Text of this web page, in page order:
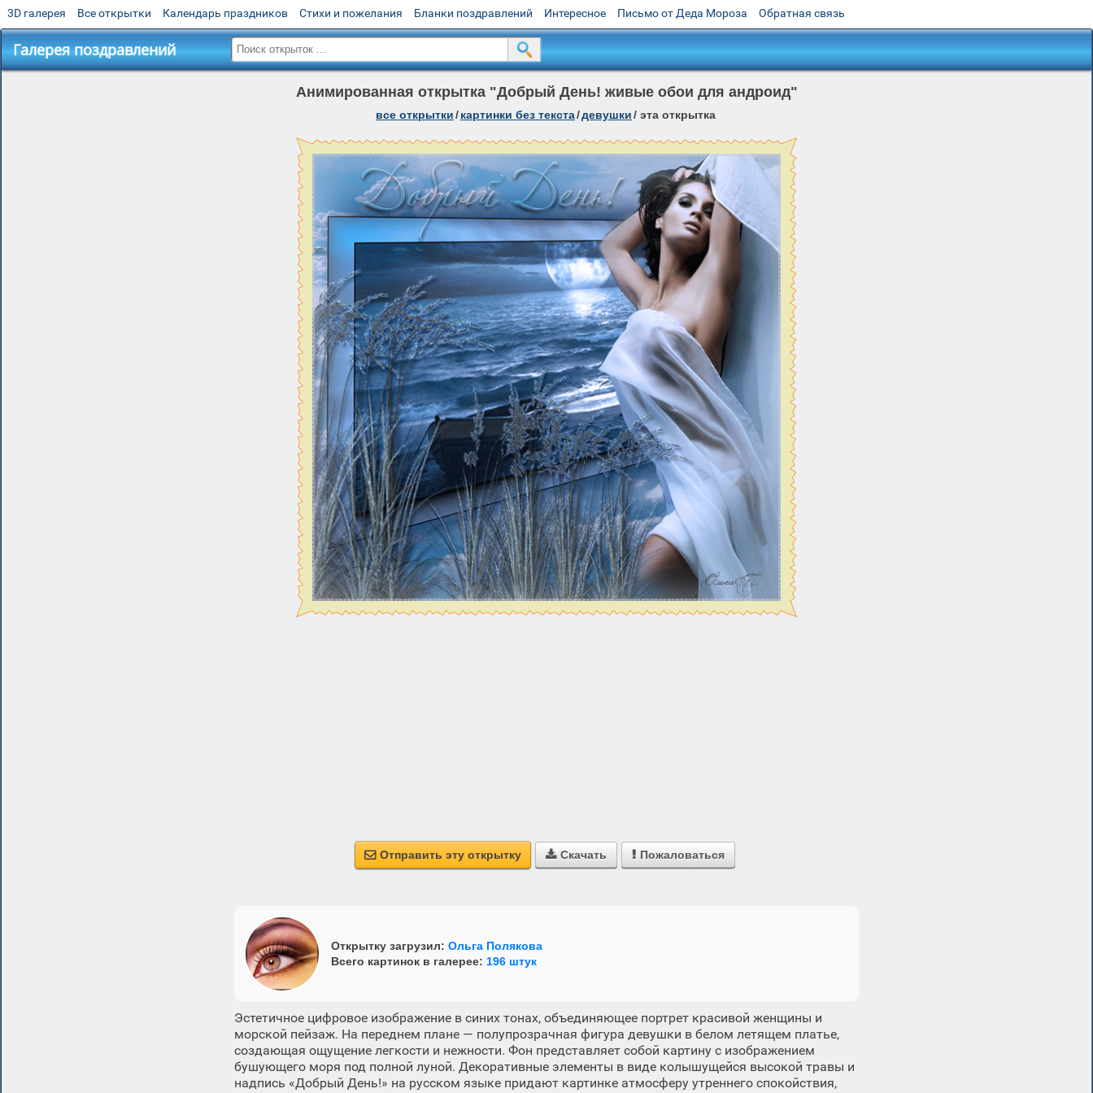
3D галерея Все открытки Календарь праздников Стихи и пожелания Бланки поздравлений Интересное Письмо от Деда Мороза Обратная связь
Галерея поздравлений
Анимированная открытка "Добрый День! живые обои для андроид"
все открытки/картинки без текста/девушки/ эта открытка
 Отправить эту открытку  Скачать  Пожаловаться
Открытку загрузил: Ольга Полякова
Всего картинок в галерее: 196 штук
Эстетичное цифровое изображение в синих тонах, объединяющее портрет красивой женщины и
морской пейзаж. На переднем плане — полупрозрачная фигура девушки в белом летящем платье,
создающая ощущение легкости и нежности. Фон представляет собой картину с изображением
бушующего моря под полной луной. Декоративные элементы в виде колышущейся высокой травы и
надпись «Добрый День!» на русском языке придают картинке атмосферу утреннего спокойствия,